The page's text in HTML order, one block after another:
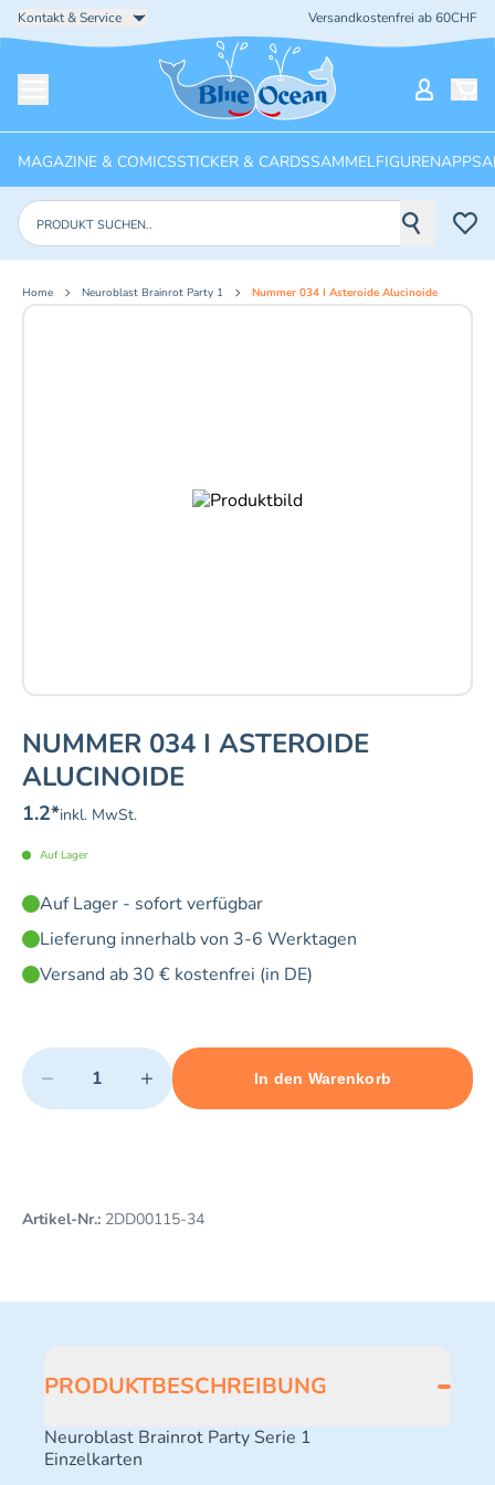
Kontakt & Service Versandkostenfrei ab 60CHF
Startseite
MAGAZINE & COMICSSTICKER & CARDSSAMMELFIGURENAPPS
Produkte suchen
Home Neuroblast Brainrot Party 1 Nummer 034 I Asteroide Alucinoide
NUMMER 034 I ASTEROIDE
ALUCINOIDE
1.2*inkl. MwSt.
Auf Lager
Auf Lager - sofort verfügbar
Lieferung innerhalb von 3-6 Werktagen
Versand ab 30 € kostenfrei (in DE)
Quantity
− +
Minimum quantity: 1 Maximum quantity: 489
In den Warenkorb
Add 1 item to cart
Artikel-Nr.: 2DD00115-34
PRODUKTBESCHREIBUNG
Neuroblast Brainrot Party Serie 1
Einzelkarten